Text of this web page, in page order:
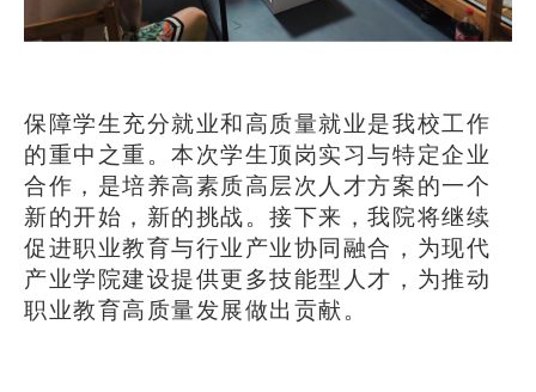
保障学生充分就业和高质量就业是我校工作
的重中之重。本次学生顶岗实习与特定企业
合作，是培养高素质高层次人才方案的一个
新的开始，新的挑战。接下来，我院将继续
促进职业教育与行业产业协同融合，为现代
产业学院建设提供更多技能型人才，为推动
职业教育高质量发展做出贡献。